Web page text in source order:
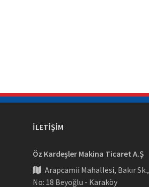
İLETIŞIM
Öz Kardeşler Makina Ticaret A.Ş
Arapcamii Mahallesi, Bakır Sk.,
No: 18 Beyoğlu - Karaköy